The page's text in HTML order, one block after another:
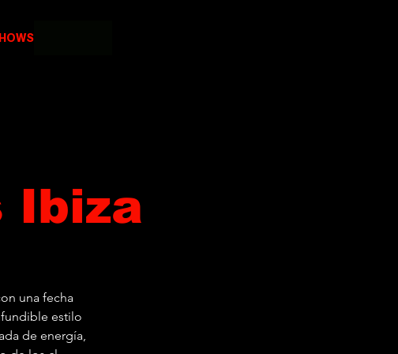
Ibiza
una fecha
estilo
de energía,